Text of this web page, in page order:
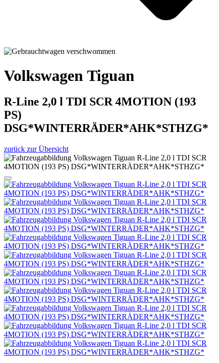
Volkswagen Tiguan
R-Line 2,0 l TDI SCR 4MOTION (193
PS)
DSG*WINTERRÄDER*AHK*STHZG*
zurück zur Übersicht